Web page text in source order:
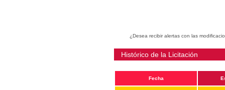
¿Desea recibir alertas con las
Histórico de la Licitación
Fecha